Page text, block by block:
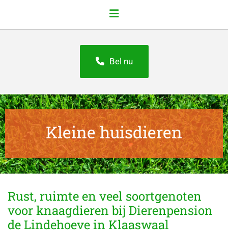
Bel nu
Kleine huisdieren
Rust, ruimte en veel soortgenoten
voor knaagdieren bij Dierenpension
de Lindehoeve in Klaaswaal